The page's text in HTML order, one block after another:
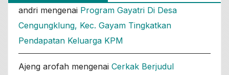
andri mengenai Program Gayatri Di Desa
Cengungklung, Kec. Gayam Tingkatkan
Pendapatan Keluarga KPM
Ajeng arofah mengenai Cerkak Berjudul